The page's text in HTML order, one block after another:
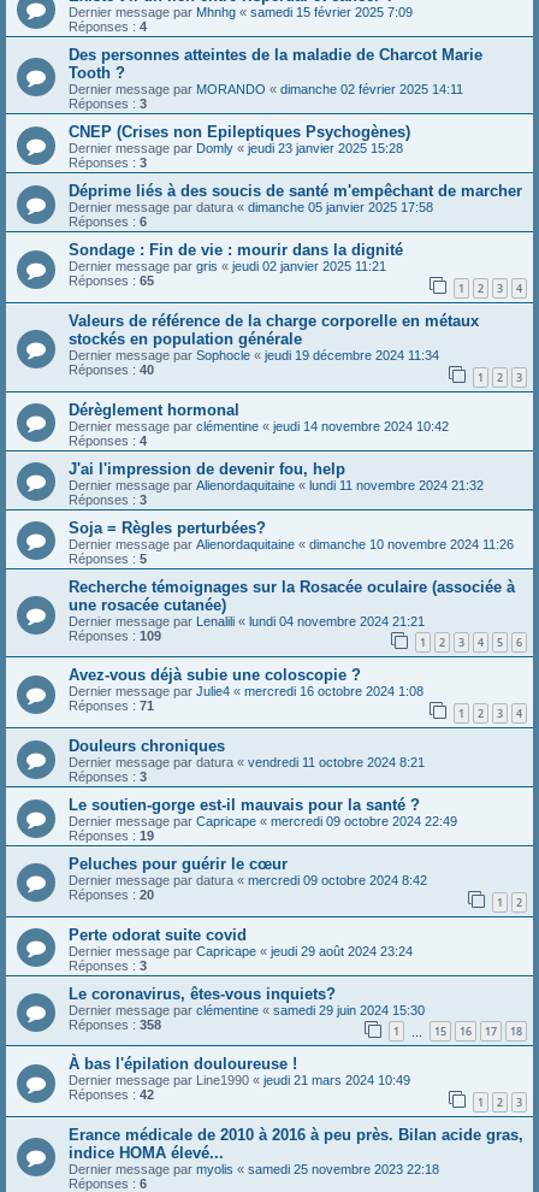
Dernier message par Mhnhg « samedi 15 février 2025 7:09
Réponses : 4
Des personnes atteintes de la maladie de Charcot Marie
Tooth ?
Dernier message par MORANDO « dimanche 02 février 2025 14:11
Réponses : 3
CNEP (Crises non Epileptiques Psychogènes)
Dernier message par Domly « jeudi 23 janvier 2025 15:28
Réponses : 3
Déprime liés à des soucis de santé m'empêchant de marcher
Dernier message par datura « dimanche 05 janvier 2025 17:58
Réponses : 6
Sondage : Fin de vie : mourir dans la dignité
Dernier message par gris « jeudi 02 janvier 2025 11:21
Réponses : 65 1 2 3 4
Valeurs de référence de la charge corporelle en métaux
stockés en population générale
Dernier message par Sophocle « jeudi 19 décembre 2024 11:34
Réponses : 40 1 2 3
Dérèglement hormonal
Dernier message par clémentine « jeudi 14 novembre 2024 10:42
Réponses : 4
J'ai l'impression de devenir fou, help
Dernier message par Alienordaquitaine « lundi 11 novembre 2024 21:32
Réponses : 3
Soja = Règles perturbées?
Dernier message par Alienordaquitaine « dimanche 10 novembre 2024 11:26
Réponses : 5
Recherche témoignages sur la Rosacée oculaire (associée à
une rosacée cutanée)
Dernier message par Lenalili « lundi 04 novembre 2024 21:21
Réponses : 109 1 2 3 4 5 6
Avez-vous déjà subie une coloscopie ?
Dernier message par Julie4 « mercredi 16 octobre 2024 1:08
Réponses : 71 1 2 3 4
Douleurs chroniques
Dernier message par datura « vendredi 11 octobre 2024 8:21
Réponses : 3
Le soutien-gorge est-il mauvais pour la santé ?
Dernier message par Capricape « mercredi 09 octobre 2024 22:49
Réponses : 19
Peluches pour guérir le cœur
Dernier message par datura « mercredi 09 octobre 2024 8:42
Réponses : 20 1 2
Perte odorat suite covid
Dernier message par Capricape « jeudi 29 août 2024 23:24
Réponses : 3
Le coronavirus, êtes-vous inquiets?
Dernier message par clémentine « samedi 29 juin 2024 15:30
Réponses : 358 1 15 16 17 18
À bas l'épilation douloureuse !
Dernier message par Line1990 « jeudi 21 mars 2024 10:49
Réponses : 42 1 2 3
Erance médicale de 2010 à 2016 à peu près. Bilan acide gras,
indice HOMA élevé...
Dernier message par myolis « samedi 25 novembre 2023 22:18
Réponses : 6